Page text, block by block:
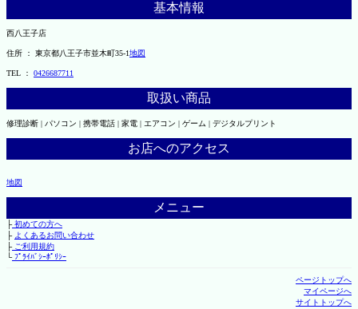
基本情報
西八王子店
住所 ： 東京都八王子市並木町35-1地図
TEL ： 0426687711
取扱い商品
修理診断 | パソコン | 携帯電話 | 家電 | エアコン | ゲーム | デジタルプリント
お店へのアクセス
地図
メニュー
├初めての方へ
├ よくあるお問い合わせ
├ご利用規約
└ﾌﾟﾗｲﾊﾞｼｰﾎﾟﾘｼｰ
ページトップへ
マイページへ
サイトトップへ